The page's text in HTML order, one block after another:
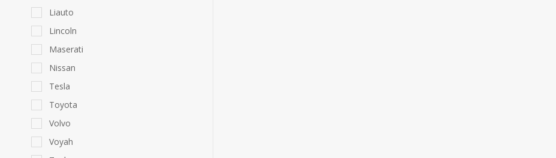
Liauto
Lincoln
Maserati
Nissan
Tesla
Toyota
Volvo
Voyah